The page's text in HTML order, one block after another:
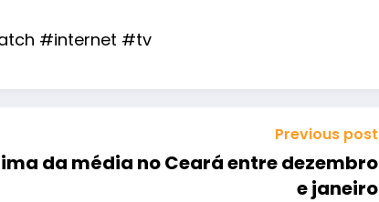
#internet #tv
Previous post
da média no Ceará entre dezembro
e janeiro